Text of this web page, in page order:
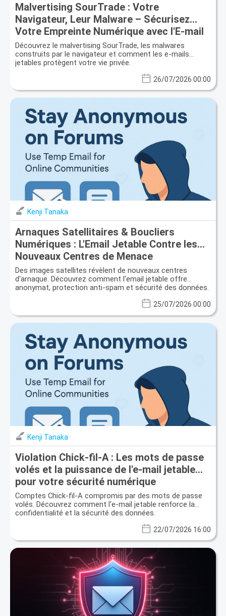
Malvertising SourTrade : Votre
Navigateur, Leur Malware – Sécurisez
Votre Empreinte Numérique avec l'E-mail
Jetable
Découvrez le malvertising SourTrade, les malwares
construits par le navigateur et comment les e-mails
jetables protègent votre vie privée.
26/07/2026 00:00
Kenji Tanaka
Arnaques Satellitaires & Boucliers
Numériques : L'Email Jetable Contre les
Nouveaux Centres de Menace
Des images satellites révèlent de nouveaux centres
d'arnaque. Découvrez comment l'email jetable offre
anonymat, protection anti-spam et sécurité des données.
25/07/2026 00:00
Kenji Tanaka
Violation Chick-fil-A : Les mots de passe
volés et la puissance de l'e-mail jetable
pour votre sécurité numérique
Comptes Chick-fil-A compromis par des mots de passe
volés. Découvrez comment l'e-mail jetable renforce la
confidentialité et la sécurité des données.
22/07/2026 16:00